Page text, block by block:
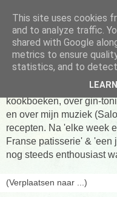
Tarte taart
Tien jaar Tarte taart An!
in de keuken! Om te
delen. Over Franse
kookboeken, over gin-
en over mijn muziek
recepten. Na 'elke week
Franse patisserie' &
nog steeds enthousiast
This site uses cookies
and to analyze traffic.
shared with Google
metrics to ensure
statistics, and to detect